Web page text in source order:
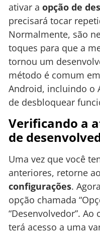
ativar a opção de
precisará tocar
Normalmente, são
toques para que a
tornou um
método é comum
Android, incluindo o
de desbloquear
Verificando a
de
Uma vez que você
anteriores, retorne
configurações.
opção chamada
“Desenvolvedor”.
terá acesso a uma